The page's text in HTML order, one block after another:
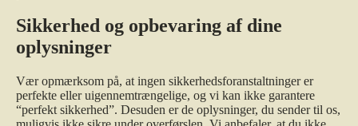
Sikkerhed og opbevaring af dine
oplysninger
Vær opmærksom på, at ingen sikkerhedsforanstaltninger er
perfekte eller uigennemtrængelige, og vi kan ikke garantere
“perfekt sikkerhed”. Desuden er de oplysninger, du sender til os,